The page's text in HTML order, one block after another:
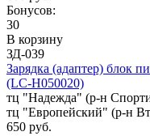
Бонусов:
30
В корзину
ЗД-039
Зарядка (адаптер) блок
(LC-H050020)
тц "Надежда" (р-н
тц "Европейский" (р-н
650 руб.